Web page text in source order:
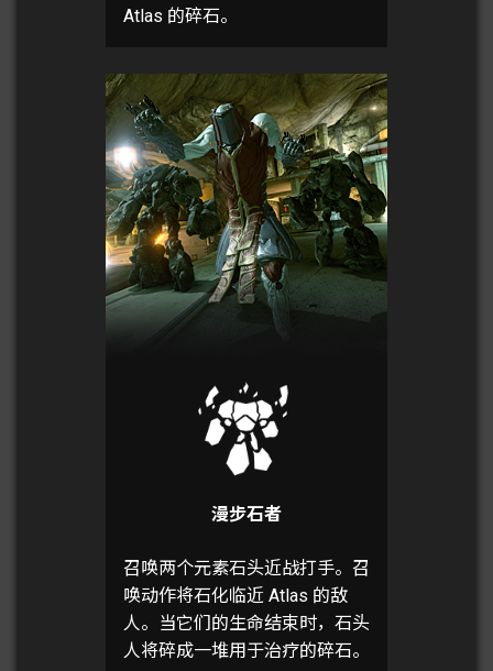
Atlas 的碎石。
漫步石者
召唤两个元素石头近战打手。召
唤动作将石化临近 Atlas 的敌
人。当它们的生命结束时，石头
人将碎成一堆用于治疗的碎石。